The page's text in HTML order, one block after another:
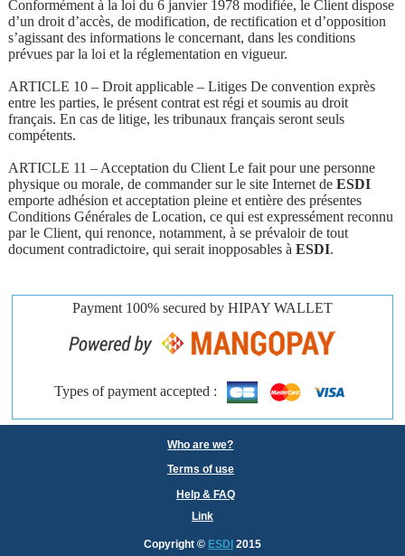
Conformément à la loi du 6 janvier 1978 modifiée, le Client dispose
d’un droit d’accès, de modification, de rectification et d’opposition
s’agissant des informations le concernant, dans les conditions
prévues par la loi et la réglementation en vigueur.
ARTICLE 10 – Droit applicable – Litiges De convention exprès
entre les parties, le présent contrat est régi et soumis au droit
français. En cas de litige, les tribunaux français seront seuls
compétents.
ARTICLE 11 – Acceptation du Client Le fait pour une personne
physique ou morale, de commander sur le site Internet de ESDI
emporte adhésion et acceptation pleine et entière des présentes
Conditions Générales de Location, ce qui est expressément reconnu
par le Client, qui renonce, notamment, à se prévaloir de tout
document contradictoire, qui serait inopposables à ESDI.
Payment 100% secured by HIPAY WALLET
Types of payment accepted :
Who are we?
Terms of use
Help & FAQ
Link
Copyright © ESDI 2015